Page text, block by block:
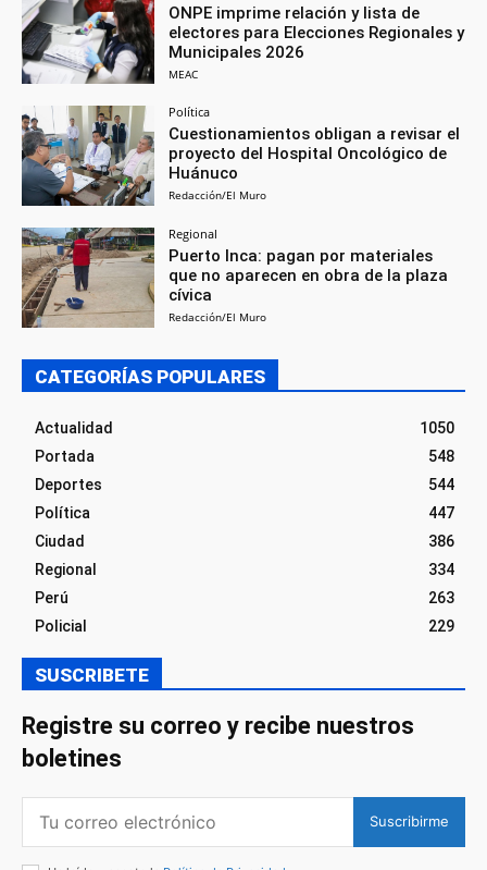
ONPE imprime relación y lista de
electores para Elecciones Regionales y
Municipales 2026
MEAC
Política
Cuestionamientos obligan a revisar el
proyecto del Hospital Oncológico de
Huánuco
Redacción/El Muro
Regional
Puerto Inca: pagan por materiales
que no aparecen en obra de la plaza
cívica
Redacción/El Muro
CATEGORÍAS POPULARES
Actualidad
1050
Portada
548
Deportes
544
Política
447
Ciudad
386
Regional
334
Perú
263
Policial
229
SUSCRIBETE
Registre su correo y recibe nuestros
boletines
Suscribirme